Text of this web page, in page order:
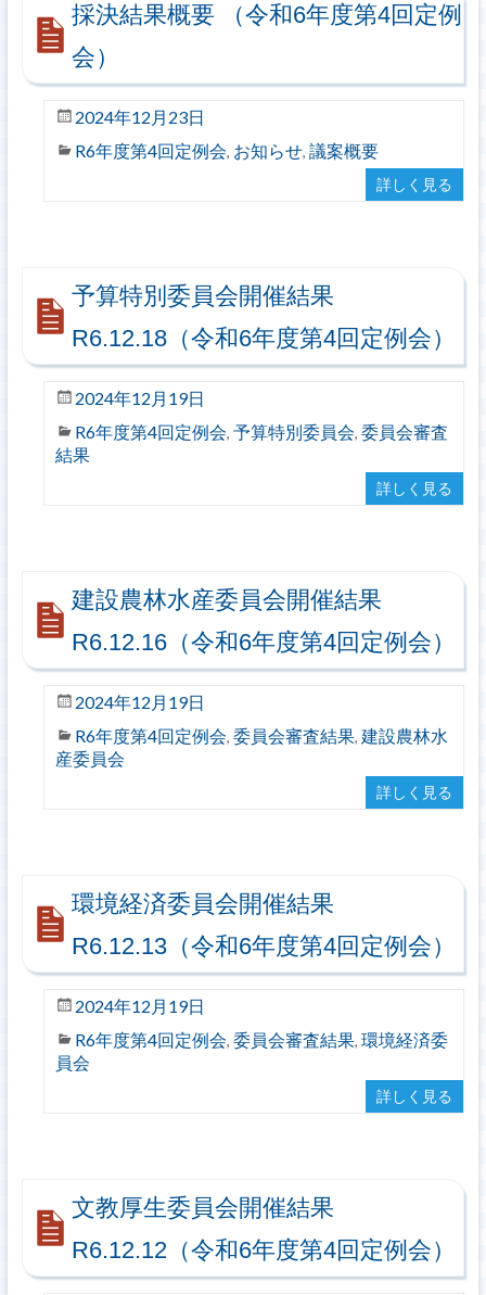
採決結果概要 （令和6年度第4回定例
会）
2024年12月23日
R6年度第4回定例会, お知らせ, 議案概要
詳しく見る
予算特別委員会開催結果
R6.12.18（令和6年度第4回定例会）
2024年12月19日
R6年度第4回定例会, 予算特別委員会, 委員会審査
結果
詳しく見る
建設農林水産委員会開催結果
R6.12.16（令和6年度第4回定例会）
2024年12月19日
R6年度第4回定例会, 委員会審査結果, 建設農林水
産委員会
詳しく見る
環境経済委員会開催結果
R6.12.13（令和6年度第4回定例会）
2024年12月19日
R6年度第4回定例会, 委員会審査結果, 環境経済委
員会
詳しく見る
文教厚生委員会開催結果
R6.12.12（令和6年度第4回定例会）